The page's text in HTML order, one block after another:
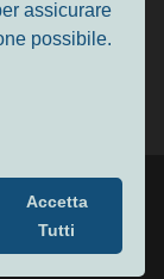
assicurare
possibile.
Accetta
Tutti